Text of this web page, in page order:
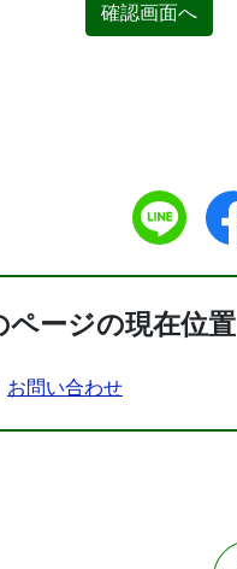
確認画面へ
ページの現在位置
お問い合わせ